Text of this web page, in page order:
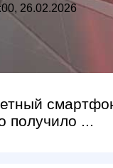
26.02.2026
получило ...